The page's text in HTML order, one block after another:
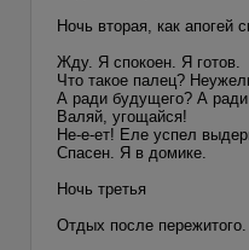
Ночь вторая, как апогей
Жду. Я спокоен. Я готов.
Что такое палец?
А ради будущего? А
Валяй, угощайся!
Не-е-ет! Еле успел
Спасен. Я в домике.
Ночь третья
Отдых после пережитого.